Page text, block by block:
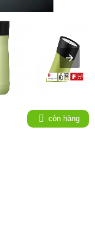
còn hàng